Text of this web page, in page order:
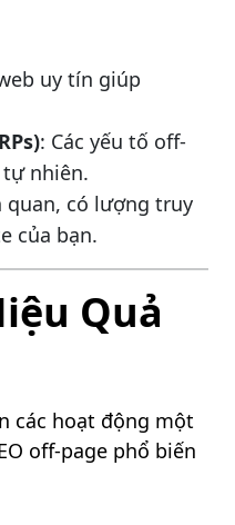
uy tín giúp
: Các yếu tố off-
nhiên.
quan, có lượng truy
của bạn.
Quả
các hoạt động một
off-page phổ biến